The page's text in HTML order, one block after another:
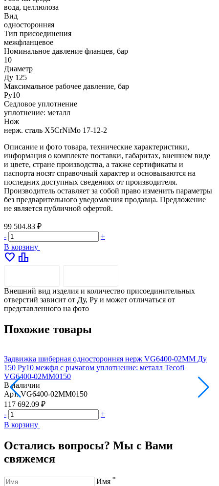
вода, целлюлоза
Вид
односторонняя
Тип присоединения
межфланцевое
Номинальное давление фланцев, бар
10
Диаметр
Ду 125
Максимальное рабочее давление, бар
Ру10
Седловое уплотнение
уплотнение: металл
Нож
нерж. сталь X5CrNiMo 17-12-2
Описание и фото товара, технические характеристики,
информация о комплекте поставки, габаритах, внешнем виде
и цвете, стране производства, а также сертификаты и
паспорта носят справочный характер и основываются на
последних доступных сведениях от производителя.
Производитель оставляет за собой право изменить параметры
без предварительного уведомления продавца. Предложение
не является публичной офертой.
99 504.83 ₽
-
+
В корзину
favorite leaderboard
Внешний вид изделия и количество присоединительных
отверстий зависит от Ду, Pу и может отличаться от
представленного на фото
Похожие товары
Задвижка шиберная односторонняя нерж VG6400-02MM Ду
150 Ру10 межфл с рычагом уплотнение: металл Tecofi
VG6400-02MM0150
В наличии
Арт. VG6400-02MM0150
117 692.09 ₽
-
+
В корзину
Остались вопросы? Мы с Вами
свяжемся
Имя *